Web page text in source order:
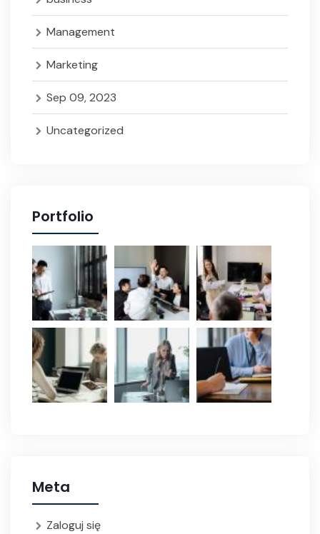
Management
Marketing
Sep 09, 2023
Uncategorized
Portfolio
Meta
Zaloguj się